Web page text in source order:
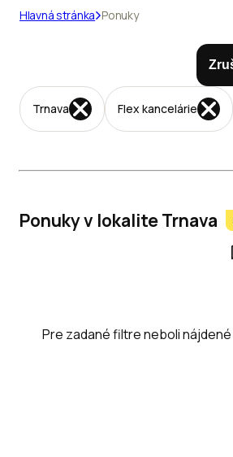
Hlavná stránka Ponuky
Trnava Flex kancelárie
Ponuky v lokalite Trnava
Pre zadané filtre neboli